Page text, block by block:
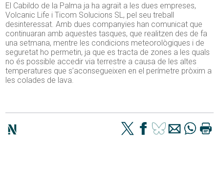
El Cabildo de la Palma ja ha agraït a les dues empreses,
Volcanic Life i Ticom Solucions SL, pel seu treball
desinteressat. Amb dues companyies han comunicat que
continuaran amb aquestes tasques, que realitzen des de fa
una setmana, mentre les condicions meteorològiques i de
seguretat ho permetin, ja que es tracta de zones a les quals
no és possible accedir via terrestre a causa de les altes
temperatures que s’aconsegueixen en el perímetre pròxim a
les colades de lava.